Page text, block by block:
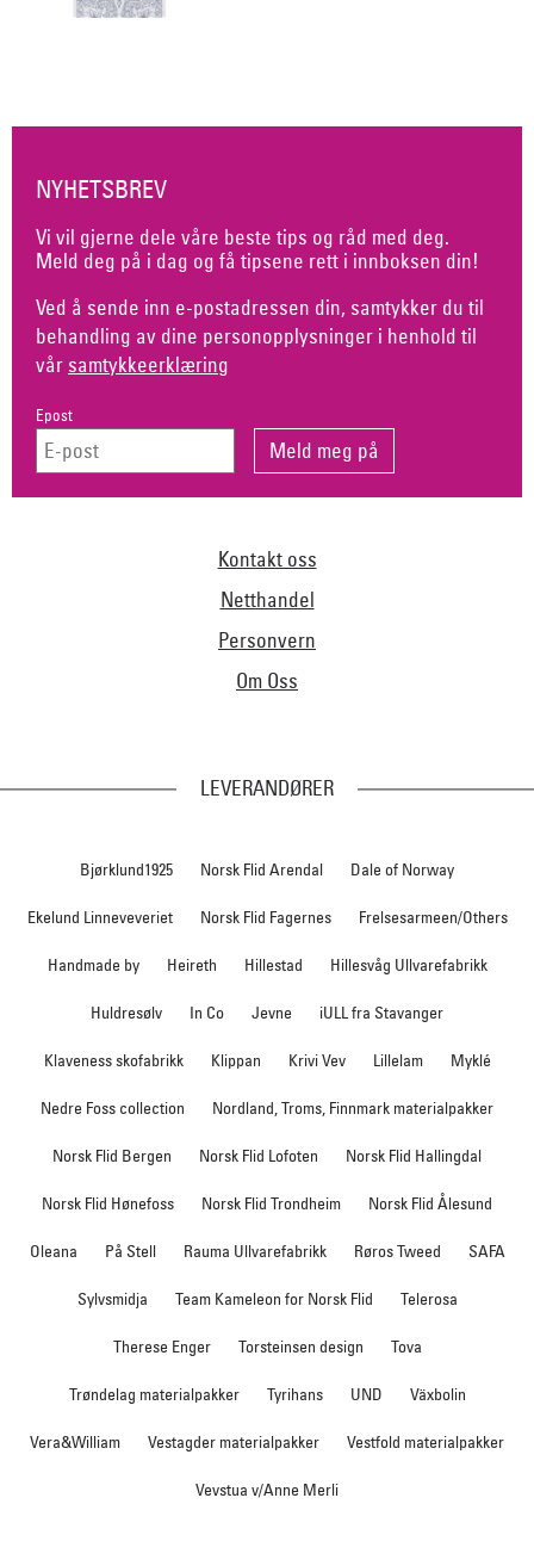
NYHETSBREV
Vi vil gjerne dele våre beste tips og råd med deg.
Meld deg på i dag og få tipsene rett i innboksen din!
Ved å sende inn e-postadressen din, samtykker du til
behandling av dine personopplysninger i henhold til
vår samtykkeerklæring
Epost
Kontakt oss
Netthandel
Personvern
Om Oss
LEVERANDØRER
Bjørklund1925 Norsk Flid Arendal Dale of Norway
Ekelund Linneveveriet Norsk Flid Fagernes Frelsesarmeen/Others
Handmade by Heireth Hillestad Hillesvåg Ullvarefabrikk
Huldresølv In Co Jevne iULL fra Stavanger
Klaveness skofabrikk Klippan Krivi Vev Lillelam Myklé
Nedre Foss collection Nordland, Troms, Finnmark materialpakker
Norsk Flid Bergen Norsk Flid Lofoten Norsk Flid Hallingdal
Norsk Flid Hønefoss Norsk Flid Trondheim Norsk Flid Ålesund
Oleana På Stell Rauma Ullvarefabrikk Røros Tweed SAFA
Sylvsmidja Team Kameleon for Norsk Flid Telerosa
Therese Enger Torsteinsen design Tova
Trøndelag materialpakker Tyrihans UND Växbolin
Vera&William Vestagder materialpakker Vestfold materialpakker
Vevstua v/Anne Merli